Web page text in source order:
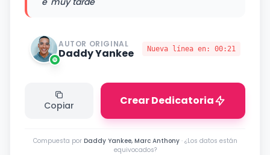
AUTOR ORIGINAL
Daddy Yankee Nueva línea en: 00:21
Copiar Crear Dedicatoria
Compuesta por Daddy Yankee, Marc Anthony· ¿Los datos están
equivocados?